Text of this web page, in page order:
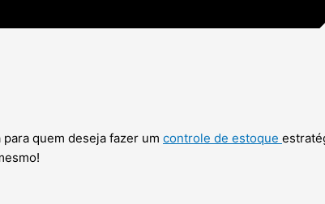
quem deseja fazer um controle de estoque